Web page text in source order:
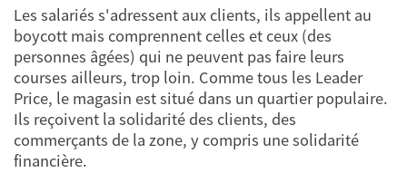
Les salariés s'adressent aux clients, ils appellent au
boycott mais comprennent celles et ceux (des
personnes âgées) qui ne peuvent pas faire leurs
courses ailleurs, trop loin. Comme tous les Leader
Price, le magasin est situé dans un quartier populaire.
Ils reçoivent la solidarité des clients, des
commerçants de la zone, y compris une solidarité
financière.